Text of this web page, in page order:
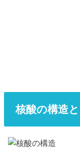
核酸の構造